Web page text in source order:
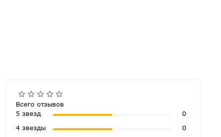
Всего отзывов
5 звезд
0
4 звезды
0